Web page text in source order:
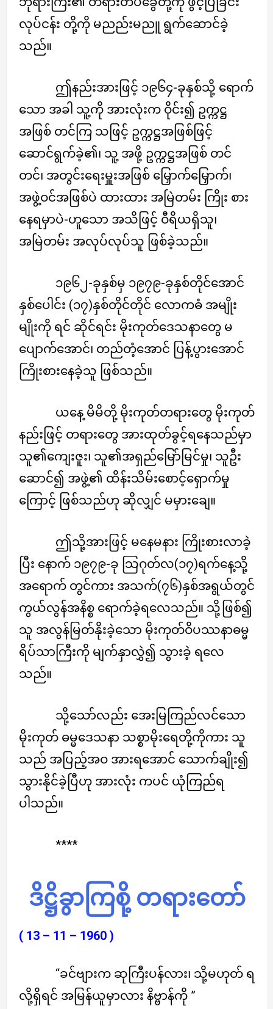
လုပ်ငန်း တို့ကို မညည်းမညူ ရွက်ဆောင်ခဲ့
သည်။
ဤနည်းအားဖြင့် ၁၉၆၄-ခုနှစ်သို့ ရောက်
သော အခါ သူ့ကို အားလုံးက ဝိုင်း၍ ဥက္ကဋ္ဌ
အဖြစ် တင်ကြ သဖြင့် ဥက္ကဋ္ဌအဖြစ်ဖြင့်
ဆောင်ရွက်ခဲ့၏၊ သူ့ အဖို့ ဥက္ကဋ္ဌအဖြစ် တင်
တင်၊ အတွင်းရေးမှူးအဖြစ် မြှောက်မြှောက်၊
အဖွဲ့ဝင်အဖြစ်ပဲ ထားထား အမြဲတမ်း ကြိုး စား
နေရမှာပဲ-ဟူသော အသိဖြင့် ဝီရိယရှိသူ၊
အမြဲတမ်း အလုပ်လုပ်သူ ဖြစ်ခဲ့သည်။
၁၉၆၂-ခုနှစ်မှ ၁၉၇၉-ခုနှစ်တိုင်အောင်
နှစ်ပေါင်း (၁၇)နှစ်တိုင်တိုင် လောကဓံ အမျိုး
မျိုးကို ရင် ဆိုင်ရင်း မိုးကုတ်ဒေသနာတွေ မ
ပျောက်အောင်၊ တည်တံ့အောင် ပြန့်ပွားအောင်
ကြိုးစားနေခဲ့သူ ဖြစ်သည်။
ယနေ့ မိမိတို့ မိုးကုတ်တရားတွေ မိုးကုတ်
နည်းဖြင့် တရားတွေ အားထုတ်ခွင့်ရနေသည်မှာ
သူ၏ကျေးဇူး၊ သူ၏အရှည်မြော်မြင်မှု၊ သူဦး
ဆောင်၍ အဖွဲ့၏ ထိန်းသိမ်းစောင့်ရှောက်မှု
ကြောင့် ဖြစ်သည်ဟု ဆိုလျှင် မမှားချေ။
ဤသို့အားဖြင့် မနေမနား ကြိုးစားလာခဲ့
ပြီး နောက် ၁၉၇၉-ခု သြဂုတ်လ(၁၇)ရက်နေ့သို့
အရောက် တွင်ကား အသက်(၇၆)နှစ်အရွယ်တွင်
ကွယ်လွန်အနိစ္စ ရောက်ခဲ့ရလေသည်။ သို့ဖြစ်၍
သူ အလွန်မြတ်နိုးခဲ့သော မိုးကုတ်ဝိပဿနာဓမ္မ
ရိပ်သာကြီးကို မျက်နှာလွှဲ၍ သွားခဲ့ ရလေ
သည်။
သို့သော်လည်း အေးမြကြည်လင်သော
မိုးကုတ် ဓမ္မဒေသနာ သစ္စာမိုးရေတို့ကိုကား သူ
သည် အပြည့်အဝ အားရအောင် သောက်ချိုး၍
သွားနိုင်ခဲ့ပြီဟု အားလုံး ကပင် ယုံကြည်ရ
ပါသည်။
****
ဒိဋ္ဌိခွာကြစို့ တရားတော်
( 13 – 11 – 1960 )
“ခင်ဗျားက ဆုကြီးပန်လား၊ သို့မဟုတ် ရ
လို့ရှိရင် အမြန်ယူမှာလား နိဗ္ဗာန်ကို ”